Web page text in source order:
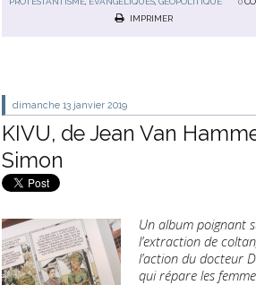
IMPRIMER
dimanche 13 janvier 2019
KIVU, de Jean Van
Simon
Un album poignant
l’extraction de
l’action du docteur
qui répare les